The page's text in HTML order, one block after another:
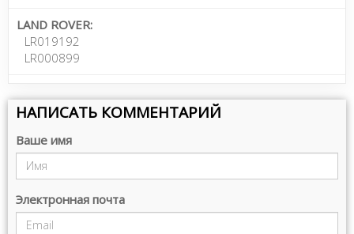
LAND ROVER:
LR019192
LR000899
НАПИСАТЬ КОММЕНТАРИЙ
Ваше имя
Электронная почта